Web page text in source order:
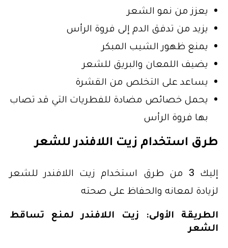
يعزز من نمو الشعر
يزيد من تدفق الدم إلى فروة الرأس
يمنع ظهور الشيب المبكر
يضيف اللمعان والبريق للشعر
يساعد على التخلص من القشرة
يحمل خصائص مضادة للفطريات التي قد تصاب
بها فروة الرأس
طرق استخدام زيت اللافندر للشعر
إليك 3 من طرق استخدام زيت اللافندر للشعر
لزيادة لمعانه والحفاظ على صحته
الطريقة الأولى: زيت اللافندر لمنع تساقط
الشعر